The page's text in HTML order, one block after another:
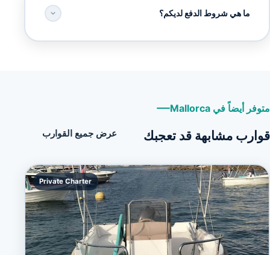
ما هي شروط الدفع لديكم؟
متوفر أيضاً في Mallorca
قوارب مشابهة قد تعجبك عرض جميع القوارب
Private Charter